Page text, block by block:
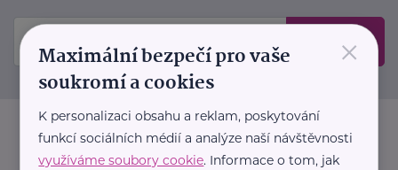
Odeslat
×
Maximální bezpečí pro vaše
soukromí a cookies
K personalizaci obsahu a reklam, poskytování
funkcí sociálních médií a analýze naší návštěvnosti
využíváme soubory cookie. Informace o tom, jak